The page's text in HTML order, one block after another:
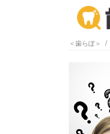
＜歯らぼ＞